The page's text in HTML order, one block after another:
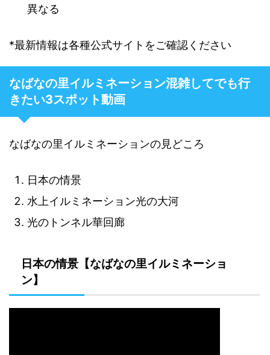
異なる
*最新情報は各種公式サイトをご確認ください
なばなの里イルミネーション混雑してでも行
きたい3スポット動画
なばなの里イルミネーションの見どころ
日本の情景
水上イルミネーション光の大河
光のトンネル華回廊
日本の情景【なばなの里イルミネーショ
ン】